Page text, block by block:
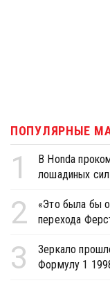
ПОПУЛЯРНЫЕ
1
В Honda
лошадиных сил
2
«Это была бы
перехода
3
Зеркало
Формулу 1